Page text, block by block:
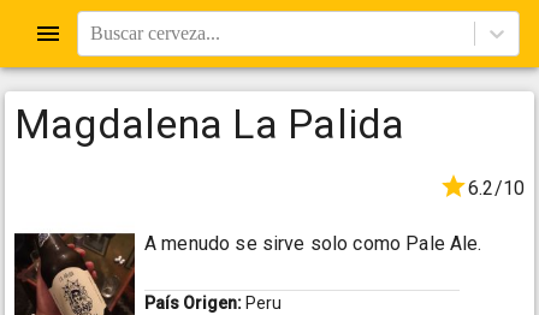
Buscar cerveza...
Magdalena La Palida
6.2/10
A menudo se sirve solo como Pale Ale.
País Origen: Peru